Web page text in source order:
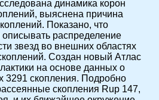
динамика корон
выяснена причина
Показано, что
распределение
звезд во внешних областях
Создан новый Атлас
на основе данных о
3291 скопления. Подробно
скопления Rup 147,